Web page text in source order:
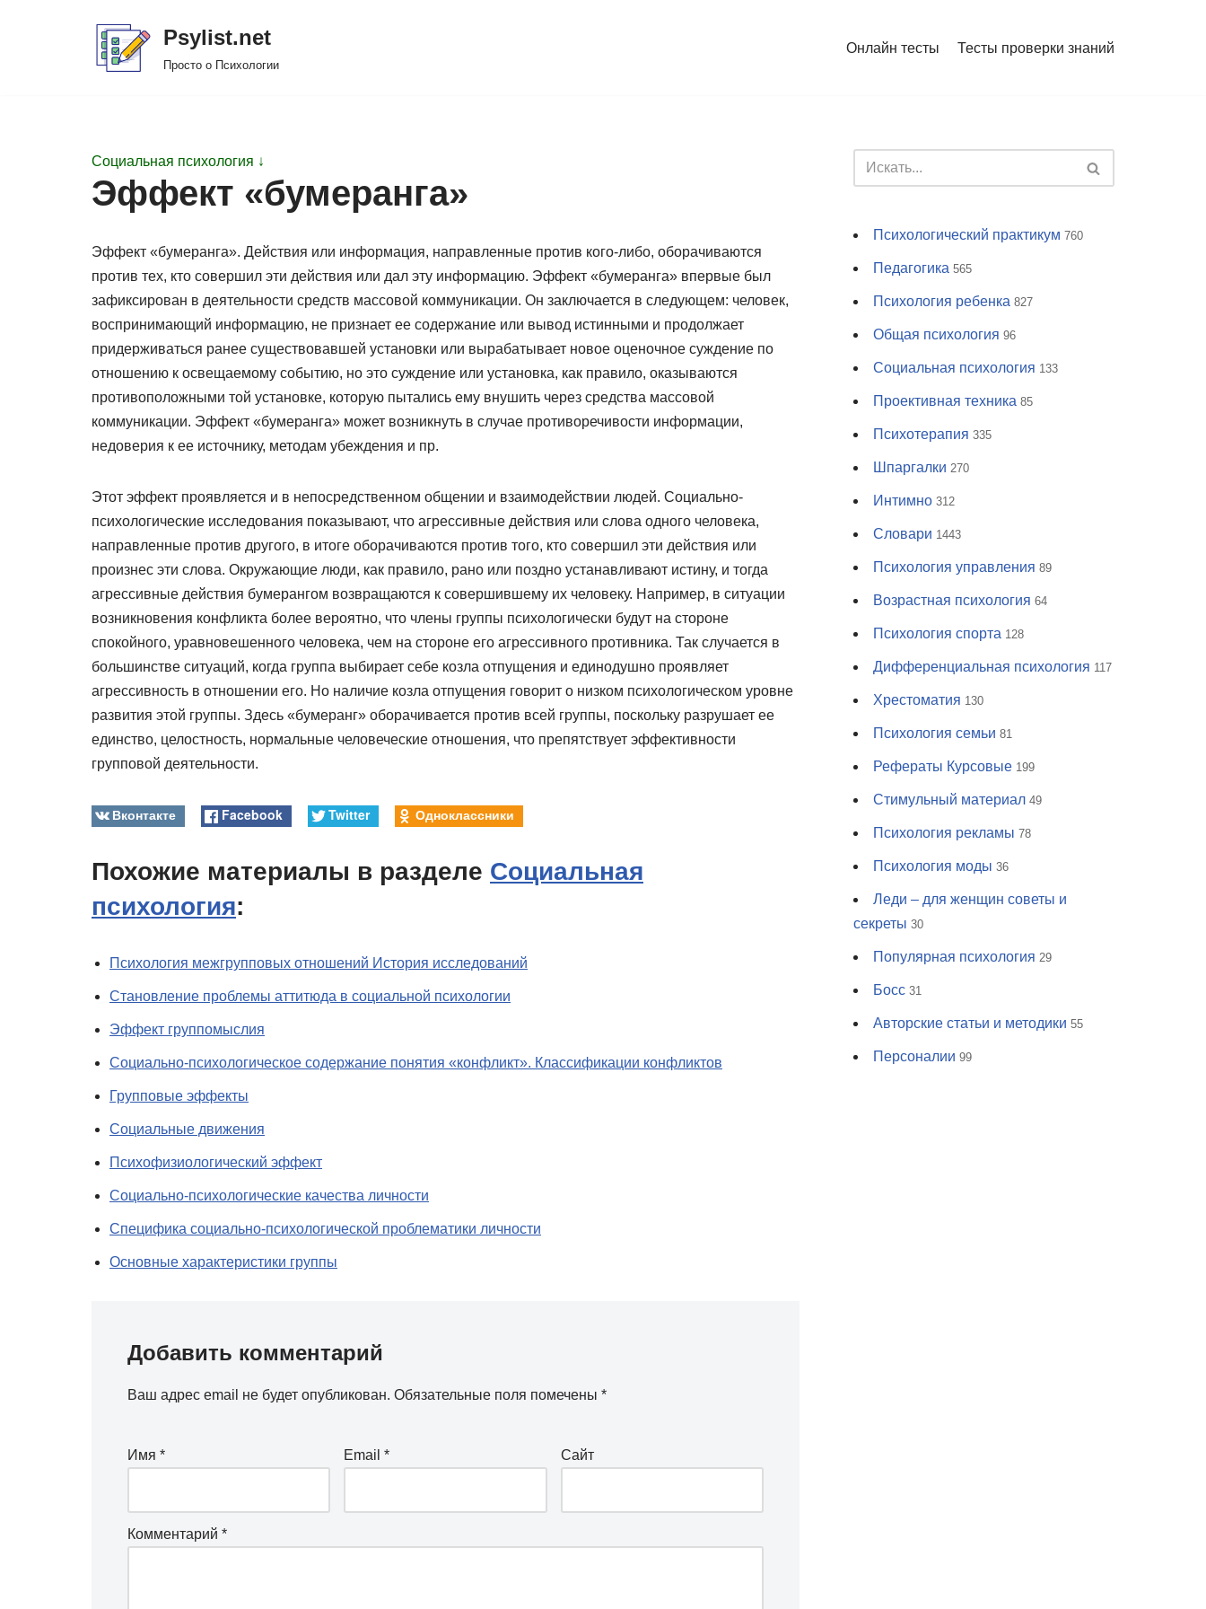
Psylist.net
Просто о Психологии
Онлайн тесты Тесты проверки знаний
Социальная психология ↓
Эффект «бумеранга»
Эффект «бумеранга». Действия или информация, направленные против кого-либо, оборачиваются
против тех, кто совершил эти действия или дал эту информацию. Эффект «бумеранга» впервые был
зафиксирован в деятельности средств массовой коммуникации. Он заключается в следующем: человек,
воспринимающий информацию, не признает ее содержание или вывод истинными и продолжает
придерживаться ранее существовавшей установки или вырабатывает новое оценочное суждение по
отношению к освещаемому событию, но это суждение или установка, как правило, оказываются
противоположными той установке, которую пытались ему внушить через средства массовой
коммуникации. Эффект «бумеранга» может возникнуть в случае противоречивости информации,
недоверия к ее источнику, методам убеждения и пр.
Этот эффект проявляется и в непосредственном общении и взаимодействии людей. Социально-
психологические исследования показывают, что агрессивные действия или слова одного человека,
направленные против другого, в итоге оборачиваются против того, кто совершил эти действия или
произнес эти слова. Окружающие люди, как правило, рано или поздно устанавливают истину, и тогда
агрессивные действия бумерангом возвращаются к совершившему их человеку. Например, в ситуации
возникновения конфликта более вероятно, что члены группы психологически будут на стороне
спокойного, уравновешенного человека, чем на стороне его агрессивного противника. Так случается в
большинстве ситуаций, когда группа выбирает себе козла отпущения и единодушно проявляет
агрессивность в отношении его. Но наличие козла отпущения говорит о низком психологическом уровне
развития этой группы. Здесь «бумеранг» оборачивается против всей группы, поскольку разрушает ее
единство, целостность, нормальные человеческие отношения, что препятствует эффективности
групповой деятельности.
Вконтакте Facebook Twitter Одноклассники
Похожие материалы в разделе Социальная
психология:
Психология межгрупповых отношений История исследований
Становление проблемы аттитюда в социальной психологии
Эффект группомыслия
Социально-психологическое содержание понятия «конфликт». Классификации конфликтов
Групповые эффекты
Социальные движения
Психофизиологический эффект
Социально-психологические качества личности
Специфика социально-психологической проблематики личности
Основные характеристики группы
Добавить комментарий
Ваш адрес email не будет опубликован. Обязательные поля помечены *
Имя * Email* Сайт
Комментарий *
Психологический практикум 760
Педагогика 565
Психология ребенка 827
Общая психология 96
Социальная психология 133
Проективная техника 85
Психотерапия 335
Шпаргалки 270
Интимно 312
Словари 1443
Психология управления 89
Возрастная психология 64
Психология спорта 128
Дифференциальная психология 117
Хрестоматия 130
Психология семьи 81
Рефераты Курсовые 199
Стимульный материал 49
Психология рекламы 78
Психология моды 36
Леди – для женщин советы и
секреты 30
Популярная психология 29
Босс 31
Авторские статьи и методики 55
Персоналии 99